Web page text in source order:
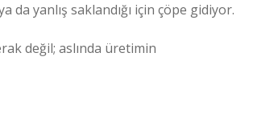
yanlış saklandığı için çöpe gidiyor.
değil; aslında üretimin